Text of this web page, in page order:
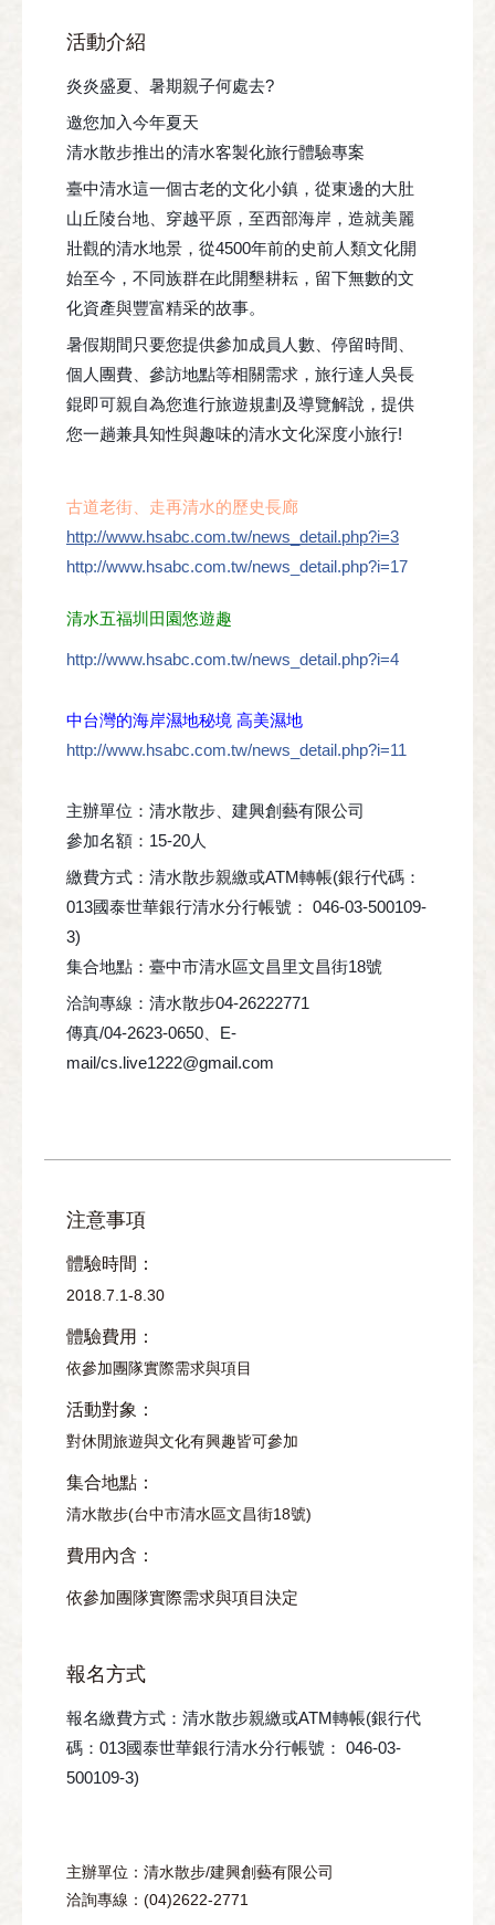
活動介紹
炎炎盛夏、暑期親子何處去?
邀您加入今年夏天
清水散步推出的清水客製化旅行體驗專案
臺中清水這一個古老的文化小鎮，從東邊的大肚
山丘陵台地、穿越平原，至西部海岸，造就美麗
壯觀的清水地景，從4500年前的史前人類文化開
始至今，不同族群在此開墾耕耘，留下無數的文
化資產與豐富精采的故事。
暑假期間只要您提供參加成員人數、停留時間、
個人團費、參訪地點等相關需求，旅行達人吳長
錕即可親自為您進行旅遊規劃及導覽解說，提供
您一趟兼具知性與趣味的清水文化深度小旅行!
古道老街、走再清水的歷史長廊
http://www.hsabc.com.tw/news_detail.php?i=3
http://www.hsabc.com.tw/news_detail.php?i=17
清水五福圳田園悠遊趣
http://www.hsabc.com.tw/news_detail.php?i=4
中台灣的海岸濕地秘境 高美濕地
http://www.hsabc.com.tw/news_detail.php?i=11
主辦單位：清水散步、建興創藝有限公司
參加名額：15-20人
繳費方式：清水散步親繳或ATM轉帳(銀行代碼：
013國泰世華銀行清水分行帳號： 046-03-500109-
3)
集合地點：臺中市清水區文昌里文昌街18號
洽詢專線：清水散步04-26222771
傳真/04-2623-0650、E-
mail/cs.live1222@gmail.com
注意事項
體驗時間：
2018.7.1-8.30
體驗費用：
依參加團隊實際需求與項目
活動對象：
對休閒旅遊與文化有興趣皆可參加
集合地點：
清水散步(台中市清水區文昌街18號)
費用內含：
依參加團隊實際需求與項目決定
報名方式
報名繳費方式：清水散步親繳或ATM轉帳(銀行代
碼：013國泰世華銀行清水分行帳號： 046-03-
500109-3)
主辦單位：清水散步/建興創藝有限公司
洽詢專線：(04)2622-2771